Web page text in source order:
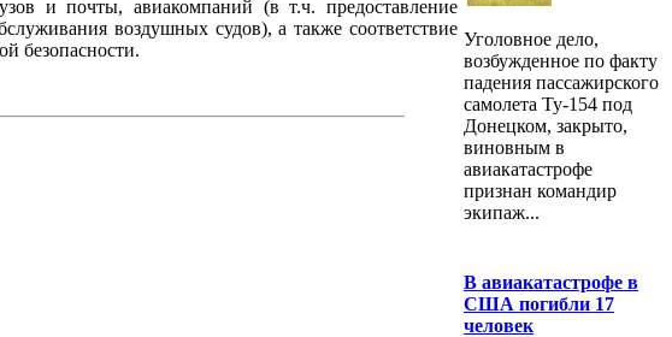
и почты, авиакомпаний (в т.ч. предоставление
воздушных судов), а также соответствие
безопасности.
Уголовное дело,
возбужденное по факту
падения пассажирского
самолета Ту-154 под
Донецком, закрыто,
виновным в
авиакатастрофе
признан командир
экипаж...
В авиакатастрофе в
США погибли 17
человек